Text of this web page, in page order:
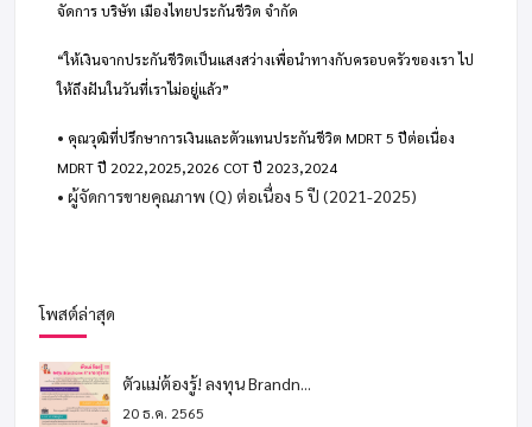
จัดการ บริษัท เมืองไทยประกันชีวิต จำกัด
“ให้เงินจากประกันชีวิตเป็นแสงสว่างเพื่อนำทางกับครอบครัวของเรา ไป
ให้ถึงฝันในวันที่เราไม่อยู่แล้ว”
• คุณวุฒิที่ปรึกษาการเงินและตัวแทนประกันชีวิต MDRT 5 ปีต่อเนื่อง
MDRT ปี 2022,2025,2026 COT ปี 2023,2024
• ผู้จัดการขายคุณภาพ (Q) ต่อเนื่อง 5 ปี (2021-2025)
โพสต์ล่าสุด
ตัวแม่ต้องรู้! ลงทุน Brandn...
20 ธ.ค. 2565